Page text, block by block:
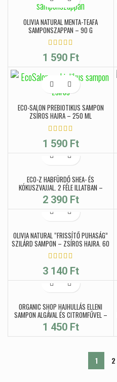
OLIVIA NATURAL MENTA-TEAFA
SAMPONSZAPPAN – 90 G
1 590 Ft
ECO-SALON PREBIOTIKUS SAMPON
ZSÍROS HAJRA – 250 ML
1 590 Ft
ECO-Z HABFÜRDŐ SHEA- ÉS
KÓKUSZVAJJAL, 2 FÉLE ILLATBAN –
500ML
2 390 Ft
OLIVIA NATURAL “FRISSÍTŐ PUHASÁG”
SZILÁRD SAMPON – ZSÍROS HAJRA, 60
G
3 140 Ft
ORGANIC SHOP HAJHULLÁS ELLENI
SAMPON ALGÁVAL ÉS CITROMFŰVEL –
280 ML
1 450 Ft
1 2